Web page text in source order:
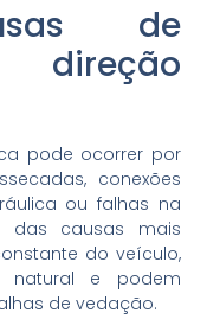
de
direção
pode ocorrer por
conexões
ou falhas na
das causas mais
do veículo,
natural e podem
de vedação.